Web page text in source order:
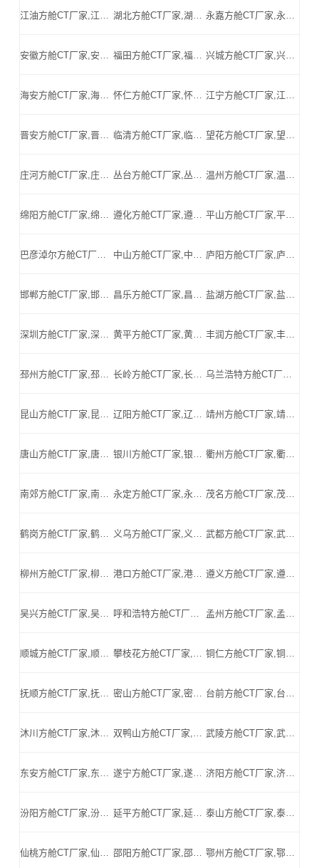
江油方舱CT厂家,江油方舱式CT,江油CT方舱,江油方舱CT,江油医用CT方舱,江油移动方舱CT-江油医用CT方舱公司 湖北方舱CT厂家,湖北方舱式CT,湖北CT方舱,湖北方舱CT,湖北医用CT方舱,湖北移动方舱CT-湖北医用CT方舱公司 永嘉方舱CT厂家,永嘉方舱式CT,永嘉CT方舱,永嘉方舱CT,永嘉医用CT方舱,永嘉移动方舱CT-永嘉医用CT方舱公司
安徽方舱CT厂家,安徽方舱式CT,安徽CT方舱,安徽方舱CT,安徽医用CT方舱,安徽移动方舱CT-安徽医用CT方舱公司 福田方舱CT厂家,福田方舱式CT,福田CT方舱,福田方舱CT,福田医用CT方舱,福田移动方舱CT-福田医用CT方舱公司 兴城方舱CT厂家,兴城方舱式CT,兴城CT方舱,兴城方舱CT,兴城医用CT方舱,兴城移动方舱CT-兴城医用CT方舱公司
海安方舱CT厂家,海安方舱式CT,海安CT方舱,海安方舱CT,海安医用CT方舱,海安移动方舱CT-海安医用CT方舱公司 怀仁方舱CT厂家,怀仁方舱式CT,怀仁CT方舱,怀仁方舱CT,怀仁医用CT方舱,怀仁移动方舱CT-怀仁医用CT方舱公司 江宁方舱CT厂家,江宁方舱式CT,江宁CT方舱,江宁方舱CT,江宁医用CT方舱,江宁移动方舱CT-江宁医用CT方舱公司
晋安方舱CT厂家,晋安方舱式CT,晋安CT方舱,晋安方舱CT,晋安医用CT方舱,晋安移动方舱CT-晋安医用CT方舱公司 临清方舱CT厂家,临清方舱式CT,临清CT方舱,临清方舱CT,临清医用CT方舱,临清移动方舱CT-临清医用CT方舱公司 望花方舱CT厂家,望花方舱式CT,望花CT方舱,望花方舱CT,望花医用CT方舱,望花移动方舱CT-望花医用CT方舱公司
庄河方舱CT厂家,庄河方舱式CT,庄河CT方舱,庄河方舱CT,庄河医用CT方舱,庄河移动方舱CT-庄河医用CT方舱公司 丛台方舱CT厂家,丛台方舱式CT,丛台CT方舱,丛台方舱CT,丛台医用CT方舱,丛台移动方舱CT-丛台医用CT方舱公司 温州方舱CT厂家,温州方舱式CT,温州CT方舱,温州方舱CT,温州医用CT方舱,温州移动方舱CT-温州医用CT方舱公司
绵阳方舱CT厂家,绵阳方舱式CT,绵阳CT方舱,绵阳方舱CT,绵阳医用CT方舱,绵阳移动方舱CT-绵阳医用CT方舱公司 遵化方舱CT厂家,遵化方舱式CT,遵化CT方舱,遵化方舱CT,遵化医用CT方舱,遵化移动方舱CT-遵化医用CT方舱公司 平山方舱CT厂家,平山方舱式CT,平山CT方舱,平山方舱CT,平山医用CT方舱,平山移动方舱CT-平山医用CT方舱公司
巴彦淖尔方舱CT厂家,巴彦淖尔方舱式CT,巴彦淖尔CT方舱,巴彦淖尔方舱CT,巴彦淖尔医用CT方舱,巴彦淖尔移动方舱CT-巴彦淖尔医用CT方舱公司 中山方舱CT厂家,中山方舱式CT,中山CT方舱,中山方舱CT,中山医用CT方舱,中山移动方舱CT-中山医用CT方舱公司 庐阳方舱CT厂家,庐阳方舱式CT,庐阳CT方舱,庐阳方舱CT,庐阳医用CT方舱,庐阳移动方舱CT-庐阳医用CT方舱公司
邯郸方舱CT厂家,邯郸方舱式CT,邯郸CT方舱,邯郸方舱CT,邯郸医用CT方舱,邯郸移动方舱CT-邯郸医用CT方舱公司 昌乐方舱CT厂家,昌乐方舱式CT,昌乐CT方舱,昌乐方舱CT,昌乐医用CT方舱,昌乐移动方舱CT-昌乐医用CT方舱公司 盐湖方舱CT厂家,盐湖方舱式CT,盐湖CT方舱,盐湖方舱CT,盐湖医用CT方舱,盐湖移动方舱CT-盐湖医用CT方舱公司
深圳方舱CT厂家,深圳方舱式CT,深圳CT方舱,深圳方舱CT,深圳医用CT方舱,深圳移动方舱CT-深圳医用CT方舱公司 黄平方舱CT厂家,黄平方舱式CT,黄平CT方舱,黄平方舱CT,黄平医用CT方舱,黄平移动方舱CT-黄平医用CT方舱公司 丰润方舱CT厂家,丰润方舱式CT,丰润CT方舱,丰润方舱CT,丰润医用CT方舱,丰润移动方舱CT-丰润医用CT方舱公司
邳州方舱CT厂家,邳州方舱式CT,邳州CT方舱,邳州方舱CT,邳州医用CT方舱,邳州移动方舱CT-邳州医用CT方舱公司 长岭方舱CT厂家,长岭方舱式CT,长岭CT方舱,长岭方舱CT,长岭医用CT方舱,长岭移动方舱CT-长岭医用CT方舱公司 乌兰浩特方舱CT厂家,乌兰浩特方舱式CT,乌兰浩特CT方舱,乌兰浩特方舱CT,乌兰浩特医用CT方舱,乌兰浩特移动方舱CT-乌兰浩特医用CT方舱公司
昆山方舱CT厂家,昆山方舱式CT,昆山CT方舱,昆山方舱CT,昆山医用CT方舱,昆山移动方舱CT-昆山医用CT方舱公司 辽阳方舱CT厂家,辽阳方舱式CT,辽阳CT方舱,辽阳方舱CT,辽阳医用CT方舱,辽阳移动方舱CT-辽阳医用CT方舱公司 靖州方舱CT厂家,靖州方舱式CT,靖州CT方舱,靖州方舱CT,靖州医用CT方舱,靖州移动方舱CT-靖州医用CT方舱公司
唐山方舱CT厂家,唐山方舱式CT,唐山CT方舱,唐山方舱CT,唐山医用CT方舱,唐山移动方舱CT-唐山医用CT方舱公司 银川方舱CT厂家,银川方舱式CT,银川CT方舱,银川方舱CT,银川医用CT方舱,银川移动方舱CT-银川医用CT方舱公司 衢州方舱CT厂家,衢州方舱式CT,衢州CT方舱,衢州方舱CT,衢州医用CT方舱,衢州移动方舱CT-衢州医用CT方舱公司
南郊方舱CT厂家,南郊方舱式CT,南郊CT方舱,南郊方舱CT,南郊医用CT方舱,南郊移动方舱CT-南郊医用CT方舱公司 永定方舱CT厂家,永定方舱式CT,永定CT方舱,永定方舱CT,永定医用CT方舱,永定移动方舱CT-永定医用CT方舱公司 茂名方舱CT厂家,茂名方舱式CT,茂名CT方舱,茂名方舱CT,茂名医用CT方舱,茂名移动方舱CT-茂名医用CT方舱公司
鹤岗方舱CT厂家,鹤岗方舱式CT,鹤岗CT方舱,鹤岗方舱CT,鹤岗医用CT方舱,鹤岗移动方舱CT-鹤岗医用CT方舱公司 义乌方舱CT厂家,义乌方舱式CT,义乌CT方舱,义乌方舱CT,义乌医用CT方舱,义乌移动方舱CT-义乌医用CT方舱公司 武都方舱CT厂家,武都方舱式CT,武都CT方舱,武都方舱CT,武都医用CT方舱,武都移动方舱CT-武都医用CT方舱公司
柳州方舱CT厂家,柳州方舱式CT,柳州CT方舱,柳州方舱CT,柳州医用CT方舱,柳州移动方舱CT-柳州医用CT方舱公司 港口方舱CT厂家,港口方舱式CT,港口CT方舱,港口方舱CT,港口医用CT方舱,港口移动方舱CT-港口医用CT方舱公司 遵义方舱CT厂家,遵义方舱式CT,遵义CT方舱,遵义方舱CT,遵义医用CT方舱,遵义移动方舱CT-遵义医用CT方舱公司
吴兴方舱CT厂家,吴兴方舱式CT,吴兴CT方舱,吴兴方舱CT,吴兴医用CT方舱,吴兴移动方舱CT-吴兴医用CT方舱公司 呼和浩特方舱CT厂家,呼和浩特方舱式CT,呼和浩特CT方舱,呼和浩特方舱CT,呼和浩特医用CT方舱,呼和浩特移动方舱CT-呼和浩特医用CT方舱公司 孟州方舱CT厂家,孟州方舱式CT,孟州CT方舱,孟州方舱CT,孟州医用CT方舱,孟州移动方舱CT-孟州医用CT方舱公司
顺城方舱CT厂家,顺城方舱式CT,顺城CT方舱,顺城方舱CT,顺城医用CT方舱,顺城移动方舱CT-顺城医用CT方舱公司 攀枝花方舱CT厂家,攀枝花方舱式CT,攀枝花CT方舱,攀枝花方舱CT,攀枝花医用CT方舱,攀枝花移动方舱CT-攀枝花医用CT方舱公司 铜仁方舱CT厂家,铜仁方舱式CT,铜仁CT方舱,铜仁方舱CT,铜仁医用CT方舱,铜仁移动方舱CT-铜仁医用CT方舱公司
抚顺方舱CT厂家,抚顺方舱式CT,抚顺CT方舱,抚顺方舱CT,抚顺医用CT方舱,抚顺移动方舱CT-抚顺医用CT方舱公司 密山方舱CT厂家,密山方舱式CT,密山CT方舱,密山方舱CT,密山医用CT方舱,密山移动方舱CT-密山医用CT方舱公司 台前方舱CT厂家,台前方舱式CT,台前CT方舱,台前方舱CT,台前医用CT方舱,台前移动方舱CT-台前医用CT方舱公司
沐川方舱CT厂家,沐川方舱式CT,沐川CT方舱,沐川方舱CT,沐川医用CT方舱,沐川移动方舱CT-沐川医用CT方舱公司 双鸭山方舱CT厂家,双鸭山方舱式CT,双鸭山CT方舱,双鸭山方舱CT,双鸭山医用CT方舱,双鸭山移动方舱CT-双鸭山医用CT方舱公司 武陵方舱CT厂家,武陵方舱式CT,武陵CT方舱,武陵方舱CT,武陵医用CT方舱,武陵移动方舱CT-武陵医用CT方舱公司
东安方舱CT厂家,东安方舱式CT,东安CT方舱,东安方舱CT,东安医用CT方舱,东安移动方舱CT-东安医用CT方舱公司 遂宁方舱CT厂家,遂宁方舱式CT,遂宁CT方舱,遂宁方舱CT,遂宁医用CT方舱,遂宁移动方舱CT-遂宁医用CT方舱公司 济阳方舱CT厂家,济阳方舱式CT,济阳CT方舱,济阳方舱CT,济阳医用CT方舱,济阳移动方舱CT-济阳医用CT方舱公司
汾阳方舱CT厂家,汾阳方舱式CT,汾阳CT方舱,汾阳方舱CT,汾阳医用CT方舱,汾阳移动方舱CT-汾阳医用CT方舱公司 延平方舱CT厂家,延平方舱式CT,延平CT方舱,延平方舱CT,延平医用CT方舱,延平移动方舱CT-延平医用CT方舱公司 泰山方舱CT厂家,泰山方舱式CT,泰山CT方舱,泰山方舱CT,泰山医用CT方舱,泰山移动方舱CT-泰山医用CT方舱公司
仙桃方舱CT厂家,仙桃方舱式CT,仙桃CT方舱,仙桃方舱CT,仙桃医用CT方舱,仙桃移动方舱CT-仙桃医用CT方舱公司 邵阳方舱CT厂家,邵阳方舱式CT,邵阳CT方舱,邵阳方舱CT,邵阳医用CT方舱,邵阳移动方舱CT-邵阳医用CT方舱公司 鄂州方舱CT厂家,鄂州方舱式CT,鄂州CT方舱,鄂州方舱CT,鄂州医用CT方舱,鄂州移动方舱CT-鄂州医用CT方舱公司